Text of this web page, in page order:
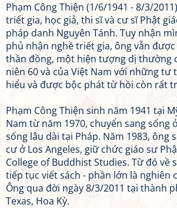
Phạm Công Thiện (1/6/1941 - 8/3/
triết gia, học giả, thi sĩ và cư sĩ Phật
pháp danh Nguyên Tánh. Tuy nhận
phủ nhận nghề triết gia, ông vẫn
thần đồng, một hiện tượng dị thường
niên 60 và của Việt Nam với những tư
hiểu và được bộc phát từ hồi còn rất
Phạm Công Thiện sinh năm 1941 tại
Nam từ năm 1970, chuyển sang sống
sống lâu dài tại Pháp. Năm 1983, ông
cư ở Los Angeles, giữ chức giáo sư
College of Buddhist Studies. Từ đó về
tiếp tục viết sách - phần lớn là nghiên
Ông qua đời ngày 8/3/2011 tại thành
Texas, Hoa Kỳ.